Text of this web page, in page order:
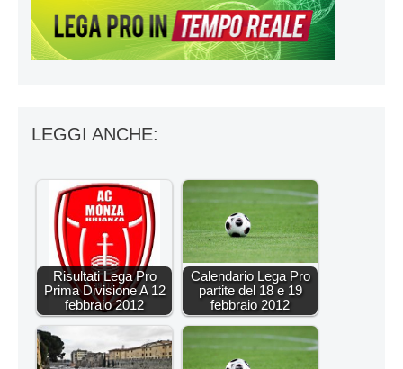
LEGGI ANCHE:
Risultati Lega Pro
Prima Divisione A 12
febbraio 2012
Calendario Lega Pro
partite del 18 e 19
febbraio 2012